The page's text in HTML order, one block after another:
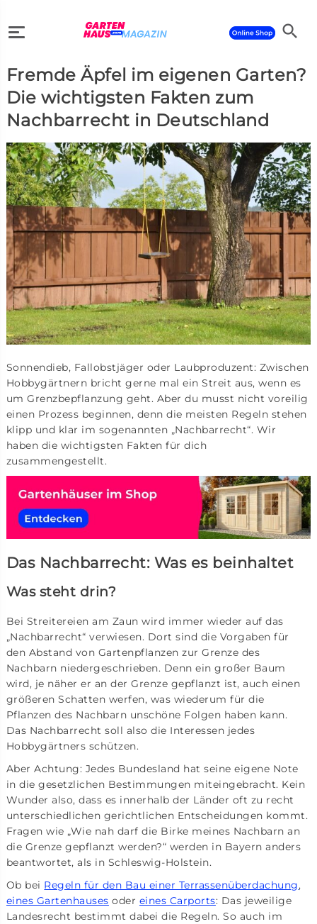
search
search
Fremde Äpfel im eigenen Garten?
Die wichtigsten Fakten zum
Nachbarrecht in Deutschland
Sonnendieb, Fallobstjäger oder Laubproduzent: Zwischen
Hobbygärtnern bricht gerne mal ein Streit aus, wenn es
um Grenzbepflanzung geht. Aber du musst nicht voreilig
einen Prozess beginnen, denn die meisten Regeln stehen
klipp und klar im sogenannten „Nachbarrecht“. Wir
haben die wichtigsten Fakten für dich
zusammengestellt.
Das Nachbarrecht: Was es beinhaltet
Was steht drin?
Bei Streitereien am Zaun wird immer wieder auf das
„Nachbarrecht“ verwiesen. Dort sind die Vorgaben für
den Abstand von Gartenpflanzen zur Grenze des
Nachbarn niedergeschrieben. Denn ein großer Baum
wird, je näher er an der Grenze gepflanzt ist, auch einen
größeren Schatten werfen, was wiederum für die
Pflanzen des Nachbarn unschöne Folgen haben kann.
Das Nachbarrecht soll also die Interessen jedes
Hobbygärtners schützen.
Aber Achtung: Jedes Bundesland hat seine eigene Note
in die gesetzlichen Bestimmungen miteingebracht. Kein
Wunder also, dass es innerhalb der Länder oft zu recht
unterschiedlichen gerichtlichen Entscheidungen kommt.
Fragen wie „Wie nah darf die Birke meines Nachbarn an
die Grenze gepflanzt werden?“ werden in Bayern anders
beantwortet, als in Schleswig-Holstein.
Ob bei Regeln für den Bau einer Terrassenüberdachung,
eines Gartenhauses oder eines Carports: Das jeweilige
Landesrecht bestimmt dabei die Regeln. So auch im